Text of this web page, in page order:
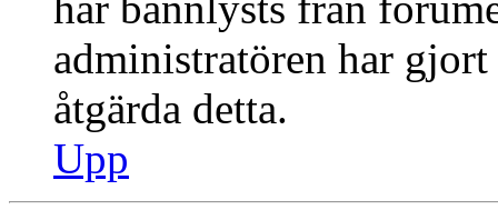
administratören har
åtgärda detta.
Upp